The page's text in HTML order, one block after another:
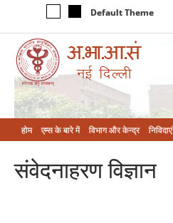
Default Theme
होम एम्‍स के बारे में विभाग और केन्‍द्र निविदाएं
संवेदनाहरण विज्ञान